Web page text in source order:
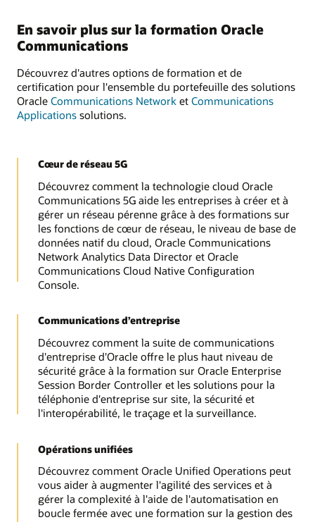
En savoir plus sur la formation Oracle
Communications
Découvrez d'autres options de formation et de
certification pour l'ensemble du portefeuille des solutions
Oracle Communications Network et Communications
Applications solutions.
Cœur de réseau 5G
Découvrez comment la technologie cloud Oracle
Communications 5G aide les entreprises à créer et à
gérer un réseau pérenne grâce à des formations sur
les fonctions de cœur de réseau, le niveau de base de
données natif du cloud, Oracle Communications
Network Analytics Data Director et Oracle
Communications Cloud Native Configuration
Console.
Communications d’entreprise
Découvrez comment la suite de communications
d'entreprise d'Oracle offre le plus haut niveau de
sécurité grâce à la formation sur Oracle Enterprise
Session Border Controller et les solutions pour la
téléphonie d'entreprise sur site, la sécurité et
l'interopérabilité, le traçage et la surveillance.
Opérations unifiées
Découvrez comment Oracle Unified Operations peut
vous aider à augmenter l'agilité des services et à
gérer la complexité à l'aide de l'automatisation en
boucle fermée avec une formation sur la gestion des